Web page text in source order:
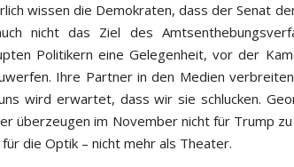
wissen die Demokraten, dass der Senat
nicht das Ziel des
Politikern eine Gelegenheit, vor der
Ihre Partner in den Medien
wird erwartet, dass wir sie schlucken.
überzeugen im November nicht für Trump
für die Optik – nicht mehr als Theater.